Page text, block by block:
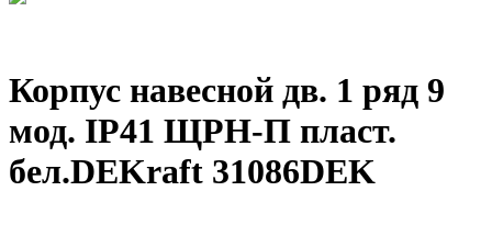
Корпус навесной дв. 1 ряд 9
мод. IP41 ЩРН-П пласт.
бел.DEKraft 31086DEK